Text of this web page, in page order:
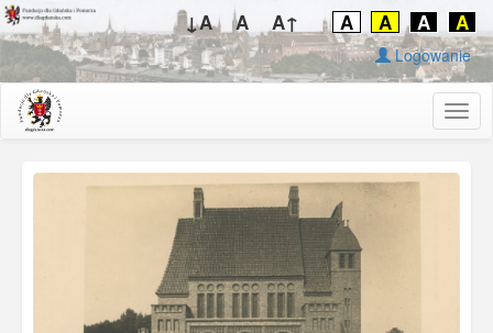
↓A A A↑ A A A A
Logowanie